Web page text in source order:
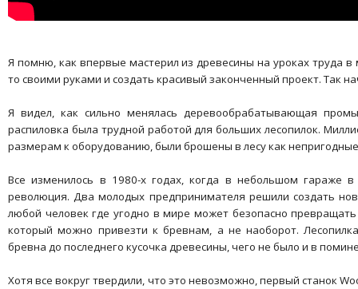
Я помню, как впервые мастерил из древесины на уроках труда
то своими руками и создать красивый законченный проект. Так
Я видел, как сильно менялась деревообрабатывающая
распиловка была трудной работой для больших лесопилок.
размерам к оборудованию, были брошены в лесу как
Все изменилось в 1980-х годах, когда в небольшом гараже в
революция. Два молодых предпринимателя решили создать
любой человек где угодно в мире может безопасно
который можно привезти к бревнам, а не наоборот.
бревна до последнего кусочка древесины, чего не было и в
Хотя все вокруг твердили, что это невозможно, первый станок